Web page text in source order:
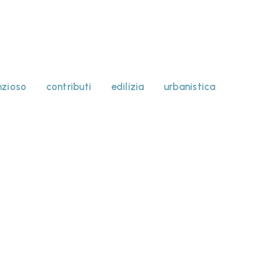
contributi edilizia urbanistica